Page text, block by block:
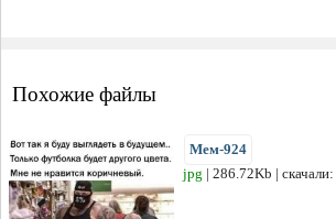
Похожие файлы
Мем-924
jpg | 286.72Kb |